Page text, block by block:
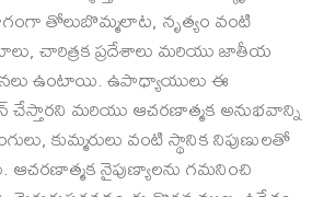
తోలుబొమ్మలాట, నృత్యం వంటి
చారిత్రక ప్రదేశాలు మరియు జాతీయ
ఉంటాయి. ఉపాధ్యాయులు ఈ
చేస్తారని మరియు ఆచరణాత్మక అనుభవాన్ని
కుమ్మరులు వంటి స్థానిక నిపుణులతో
ఆచరణాత్మక నైపుణ్యాలను గమనించి